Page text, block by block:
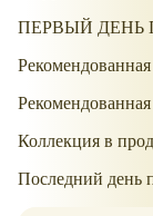
ПЕРВЫЙ ДЕНЬ
Коллекция в
Последний день